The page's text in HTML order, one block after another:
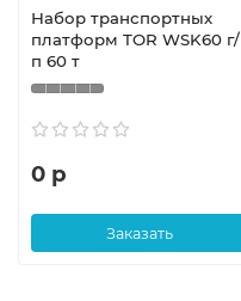
Набор транспортных
платформ TOR WSK60 г/
п 60 т
0 р
Заказать